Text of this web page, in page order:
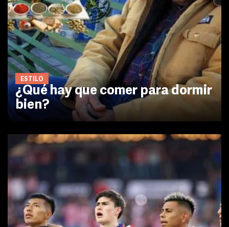
ESTILO
¿Qué hay que comer para dormir
bien?